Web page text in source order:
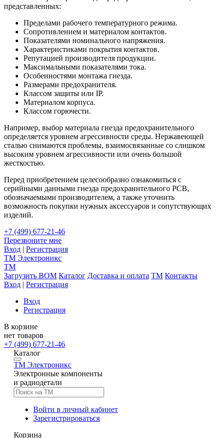
представленных:
Пределами рабочего температурного режима.
Сопротивлением и материалом контактов.
Показателями номинального напряжения.
Характеристиками покрытия контактов.
Репутацией производителя продукции.
Максимальными показателями тока.
Особенностями монтажа гнезда.
Размерами предохранителя.
Классом защиты или IP.
Материалом корпуса.
Классом горючести.
Например, выбор материала гнезда предохранительного
определяется уровнем агрессивности среды. Нержавеющей
сталью снимаются проблемы, взаимосвязанные со слишком
высоким уровнем агрессивности или очень большой
жесткостью.
Перед приобретением целесообразно ознакомиться с
серийными данными гнезда предохранительного РСВ,
обозначаемыми производителем, а также уточнить
возможность покупки нужных аксессуаров и сопутствующих
изделий.
+7 (499) 677-21-46
Перезвоните мне
Вход | Регистрация
TM Электроникс
TM
Загрузить BOM Каталог Доставка и оплата TM Контакты
Вход | Регистрация
Вход
Регистрация
В корзине
нет товаров
+7 (499) 677-21-46
Каталог
TM Электроникс
Электронные компоненты
и радиодетали
Войти в личный кабинет
Зарегистрироваться
Корзина